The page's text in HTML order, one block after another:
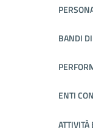
BANDI
ENTI